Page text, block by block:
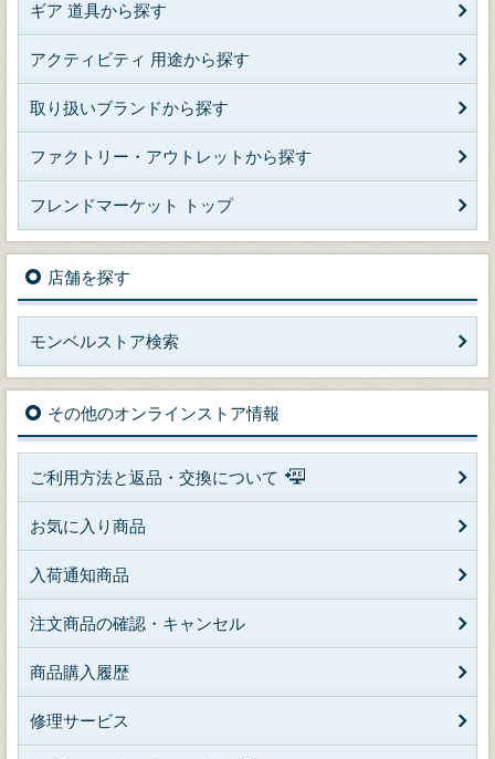
ギア 道具から探す
アクティビティ 用途から探す
取り扱いブランドから探す
ファクトリー・アウトレットから探す
フレンドマーケット トップ
店舗を探す
モンベルストア検索
その他のオンラインストア情報
ご利用方法と返品・交換について
お気に入り商品
入荷通知商品
注文商品の確認・キャンセル
商品購入履歴
修理サービス